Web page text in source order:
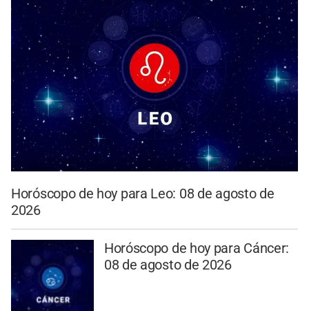
Horóscopo de hoy para Leo: 08 de agosto de
2026
Horóscopo de hoy para Cáncer:
08 de agosto de 2026